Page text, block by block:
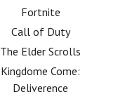
Fortnite
Call of Duty
The Elder Scrolls
Kingdome Come:
Deliverence